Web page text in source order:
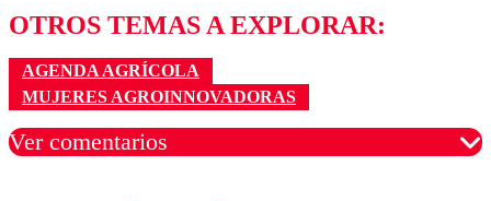
OTROS TEMAS A EXPLORAR:
AGENDA AGRÍCOLA
MUJERES AGROINNOVADORAS
Ver comentarios